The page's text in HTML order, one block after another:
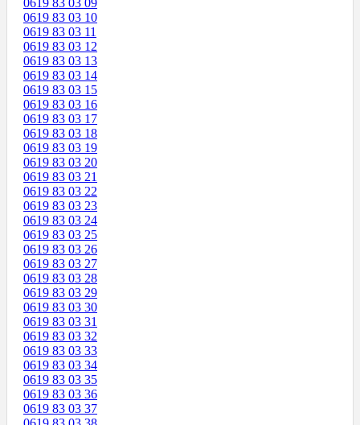
0619 83 03 09
0619 83 03 10
0619 83 03 11
0619 83 03 12
0619 83 03 13
0619 83 03 14
0619 83 03 15
0619 83 03 16
0619 83 03 17
0619 83 03 18
0619 83 03 19
0619 83 03 20
0619 83 03 21
0619 83 03 22
0619 83 03 23
0619 83 03 24
0619 83 03 25
0619 83 03 26
0619 83 03 27
0619 83 03 28
0619 83 03 29
0619 83 03 30
0619 83 03 31
0619 83 03 32
0619 83 03 33
0619 83 03 34
0619 83 03 35
0619 83 03 36
0619 83 03 37